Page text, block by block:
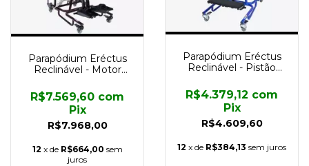
Parapódium Eréctus
Reclinável - Motor
R$7.968,00
R$7.569,60 com
Pix
12 x de R$664,00 sem
juros
Parapódium Eréctus
Reclinável - Pistão
R$4.609,60
R$4.379,12 com
Pix
12 x de R$384,13 sem juros